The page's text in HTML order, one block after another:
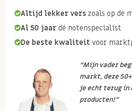
Altijd lekker vers zoals op de
Al 50 jaar dé notenspecialist
De beste kwaliteit voor
“Mijn vader
markt, deze
je echt terug in
producten!”